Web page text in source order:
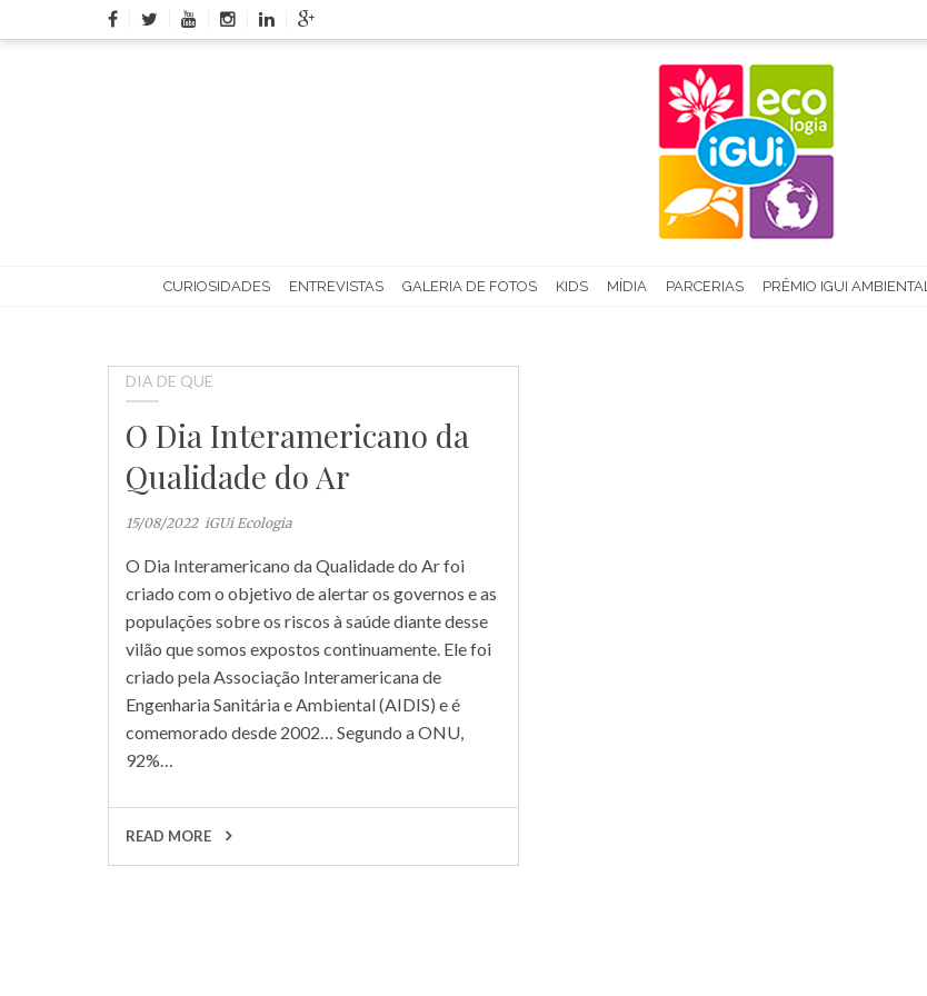
to
CURIOSIDADES ENTREVISTAS GALERIA DE FOTOS KIDS MÍDIA PARCERIAS PRÊMIO IGUI AMBIENTAL
DIA DE QUE
O Dia Interamericano da
Qualidade do Ar
15/08/2022 iGUi Ecologia
O Dia Interamericano da Qualidade do Ar foi
criado com o objetivo de alertar os governos e as
populações sobre os riscos à saúde diante desse
vilão que somos expostos continuamente. Ele foi
criado pela Associação Interamericana de
Engenharia Sanitária e Ambiental (AIDIS) e é
comemorado desde 2002… Segundo a ONU,
92%…
READ MORE